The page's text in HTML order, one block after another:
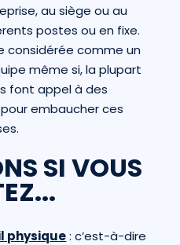
au siège ou au
postes ou en fixe.
considérée comme un
même si, la plupart
font appel à des
embaucher ces
SI VOUS
physique: c’est-à-dire